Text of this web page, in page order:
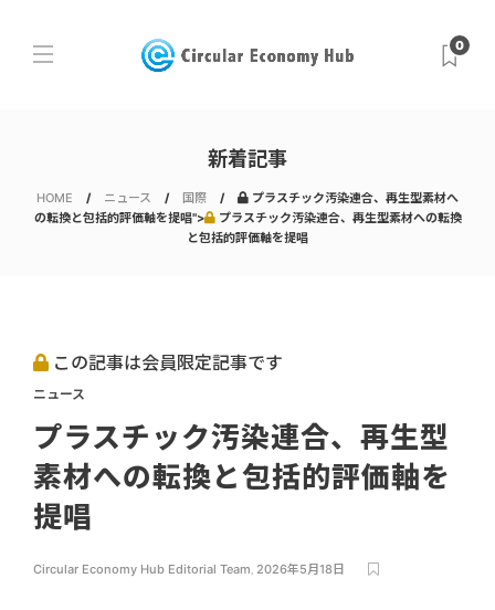
0
新着記事
HOME ニュース 国際
プラスチック汚染連合、再生型素材へ
の転換と包括的評価軸を提唱">
プラスチック汚染連合、再生型素材への転換
と包括的評価軸を提唱
この記事は会員限定記事です
ニュース
プラスチック汚染連合、再生型
素材への転換と包括的評価軸を
提唱
Circular Economy Hub Editorial Team, 2026年5月18日